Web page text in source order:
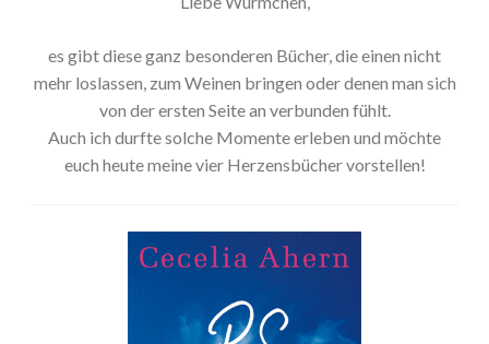
es gibt diese ganz besonderen Bücher, die einen nicht
mehr loslassen, zum Weinen bringen oder denen man sich
von der ersten Seite an verbunden fühlt.
Auch ich durfte solche Momente erleben und möchte
euch heute meine vier Herzensbücher vorstellen!